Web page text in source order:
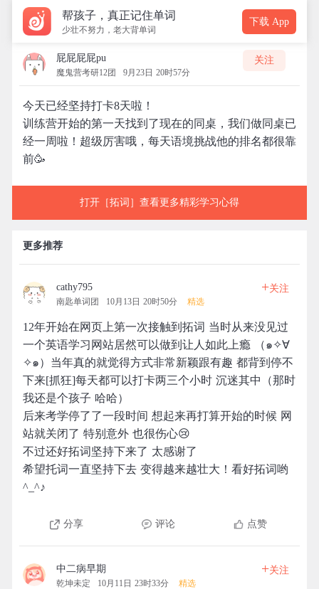
帮孩子，真正记住单词
少壮不努力，老大背单词
下载 App
屁屁屁屁pu
魔鬼营考研12团 9月23日 20时57分
关注
今天已经坚持打卡8天啦！
训练营开始的第一天找到了现在的同桌，我们做同桌已
经一周啦！超级厉害哦，每天语境挑战他的排名都很靠
前🥳
打开［拓词］查看更多精彩学习心得
更多推荐
cathy795
南匙单词团 10月13日 20时50分 精选
+关注
12年开始在网页上第一次接触到拓词 当时从来没见过
一个英语学习网站居然可以做到让人如此上瘾 （๑✧∀
✧๑）当年真的就觉得方式非常新颖跟有趣 都背到停不
下来[抓狂]每天都可以打卡两三个小时 沉迷其中（那时
我还是个孩子 哈哈）
后来考学停了了一段时间 想起来再打算开始的时候 网
站就关闭了 特别意外 也很伤心😢
不过还好拓词坚持下来了 太感谢了
希望托词一直坚持下去 变得越来越壮大！看好拓词哟
^_^♪
分享 评论 点赞
中二病早期
乾坤未定 10月11日 23时33分 精选
+关注